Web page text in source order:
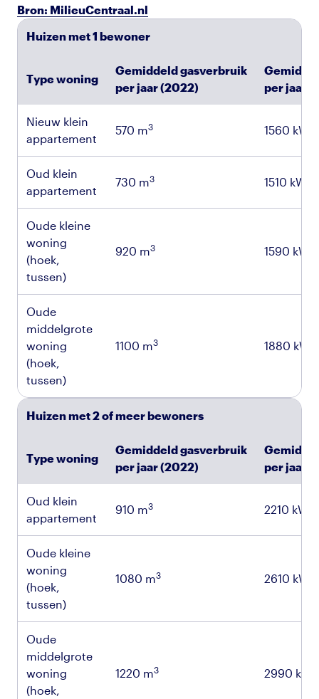
Bron: MilieuCentraal.nl
Huizen met 1 bewoner
Type woning
Gemiddeld gasverbruik
per jaar (2022)
per jaar
Nieuw klein
appartement
570 m3 1560 kWh
Oud klein
appartement
730 m3 1510 kWh
Oude kleine
woning
(hoek,
tussen)
920 m3 1590 kWh
Oude
middelgrote
woning
(hoek,
tussen)
1100 m3 1880 kWh
Huizen met 2 of meer bewoners
Type woning
Gemiddeld gasverbruik
per jaar (2022)
per jaar
Oud klein
appartement
910 m3 2210 kWh
Oude kleine
woning
(hoek,
tussen)
1080 m3 2610 kWh
Oude
middelgrote
woning
(hoek,
1220 m3 2990 kWh